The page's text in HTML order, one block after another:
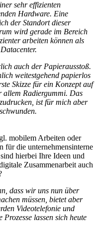
sehr effizienten
Hardware. Eine
der Standort dieser
wird gerade im Bereich
arbeiten können als
auch der Papierausstoß.
weitestgehend papierlos
Skizze für ein Konzept auf
allem Radiergummi. Das
ist für mich aber
mobilem Arbeiten oder
für die unternehmensinterne
hierbei Ihre Ideen und
Zusammenarbeit auch
dass wir uns nun über
müssen, bietet aber
Videotelefonie und
lassen sich heute